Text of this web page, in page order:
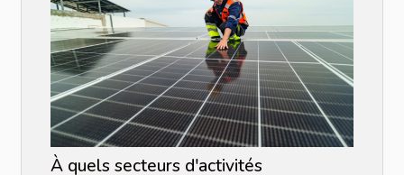
À quels secteurs d'activités